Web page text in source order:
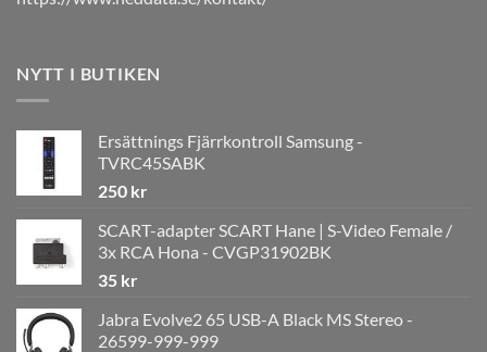
NYTT I BUTIKEN
Ersättnings Fjärrkontroll Samsung -
TVRC45SABK
250 kr
SCART-adapter SCART Hane | S-Video Female /
3x RCA Hona - CVGP31902BK
35 kr
Jabra Evolve2 65 USB-A Black MS Stereo -
26599-999-999